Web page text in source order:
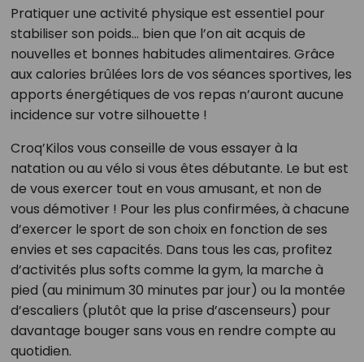
Pratiquer une activité physique est essentiel pour
stabiliser son poids… bien que l’on ait acquis de
nouvelles et bonnes habitudes alimentaires. Grâce
aux calories brûlées lors de vos séances sportives, les
apports énergétiques de vos repas n’auront aucune
incidence sur votre silhouette !
Croq’Kilos vous conseille de vous essayer à la
natation ou au vélo si vous êtes débutante. Le but est
de vous exercer tout en vous amusant, et non de
vous démotiver ! Pour les plus confirmées, à chacune
d’exercer le sport de son choix en fonction de ses
envies et ses capacités. Dans tous les cas, profitez
d’activités plus softs comme la gym, la marche à
pied (au minimum 30 minutes par jour) ou la montée
d’escaliers (plutôt que la prise d’ascenseurs) pour
davantage bouger sans vous en rendre compte au
quotidien.